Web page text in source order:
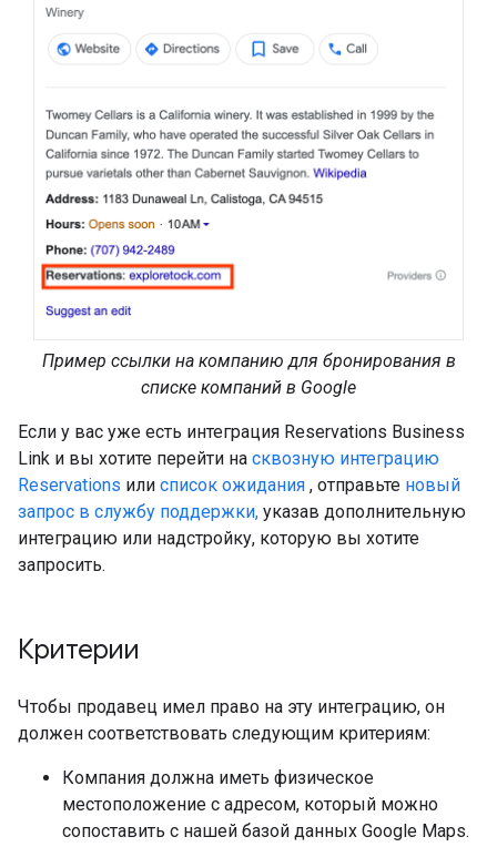
Пример ссылки на компанию для бронирования в
списке компаний в Google
Если у вас уже есть интеграция Reservations Business
Link и вы хотите перейти на сквозную интеграцию
Reservations или список ожидания , отправьте новый
запрос в службу поддержки, указав дополнительную
интеграцию или надстройку, которую вы хотите
запросить.
Критерии
Чтобы продавец имел право на эту интеграцию, он
должен соответствовать следующим критериям:
Компания должна иметь физическое
местоположение с адресом, который можно
сопоставить с нашей базой данных Google Maps.